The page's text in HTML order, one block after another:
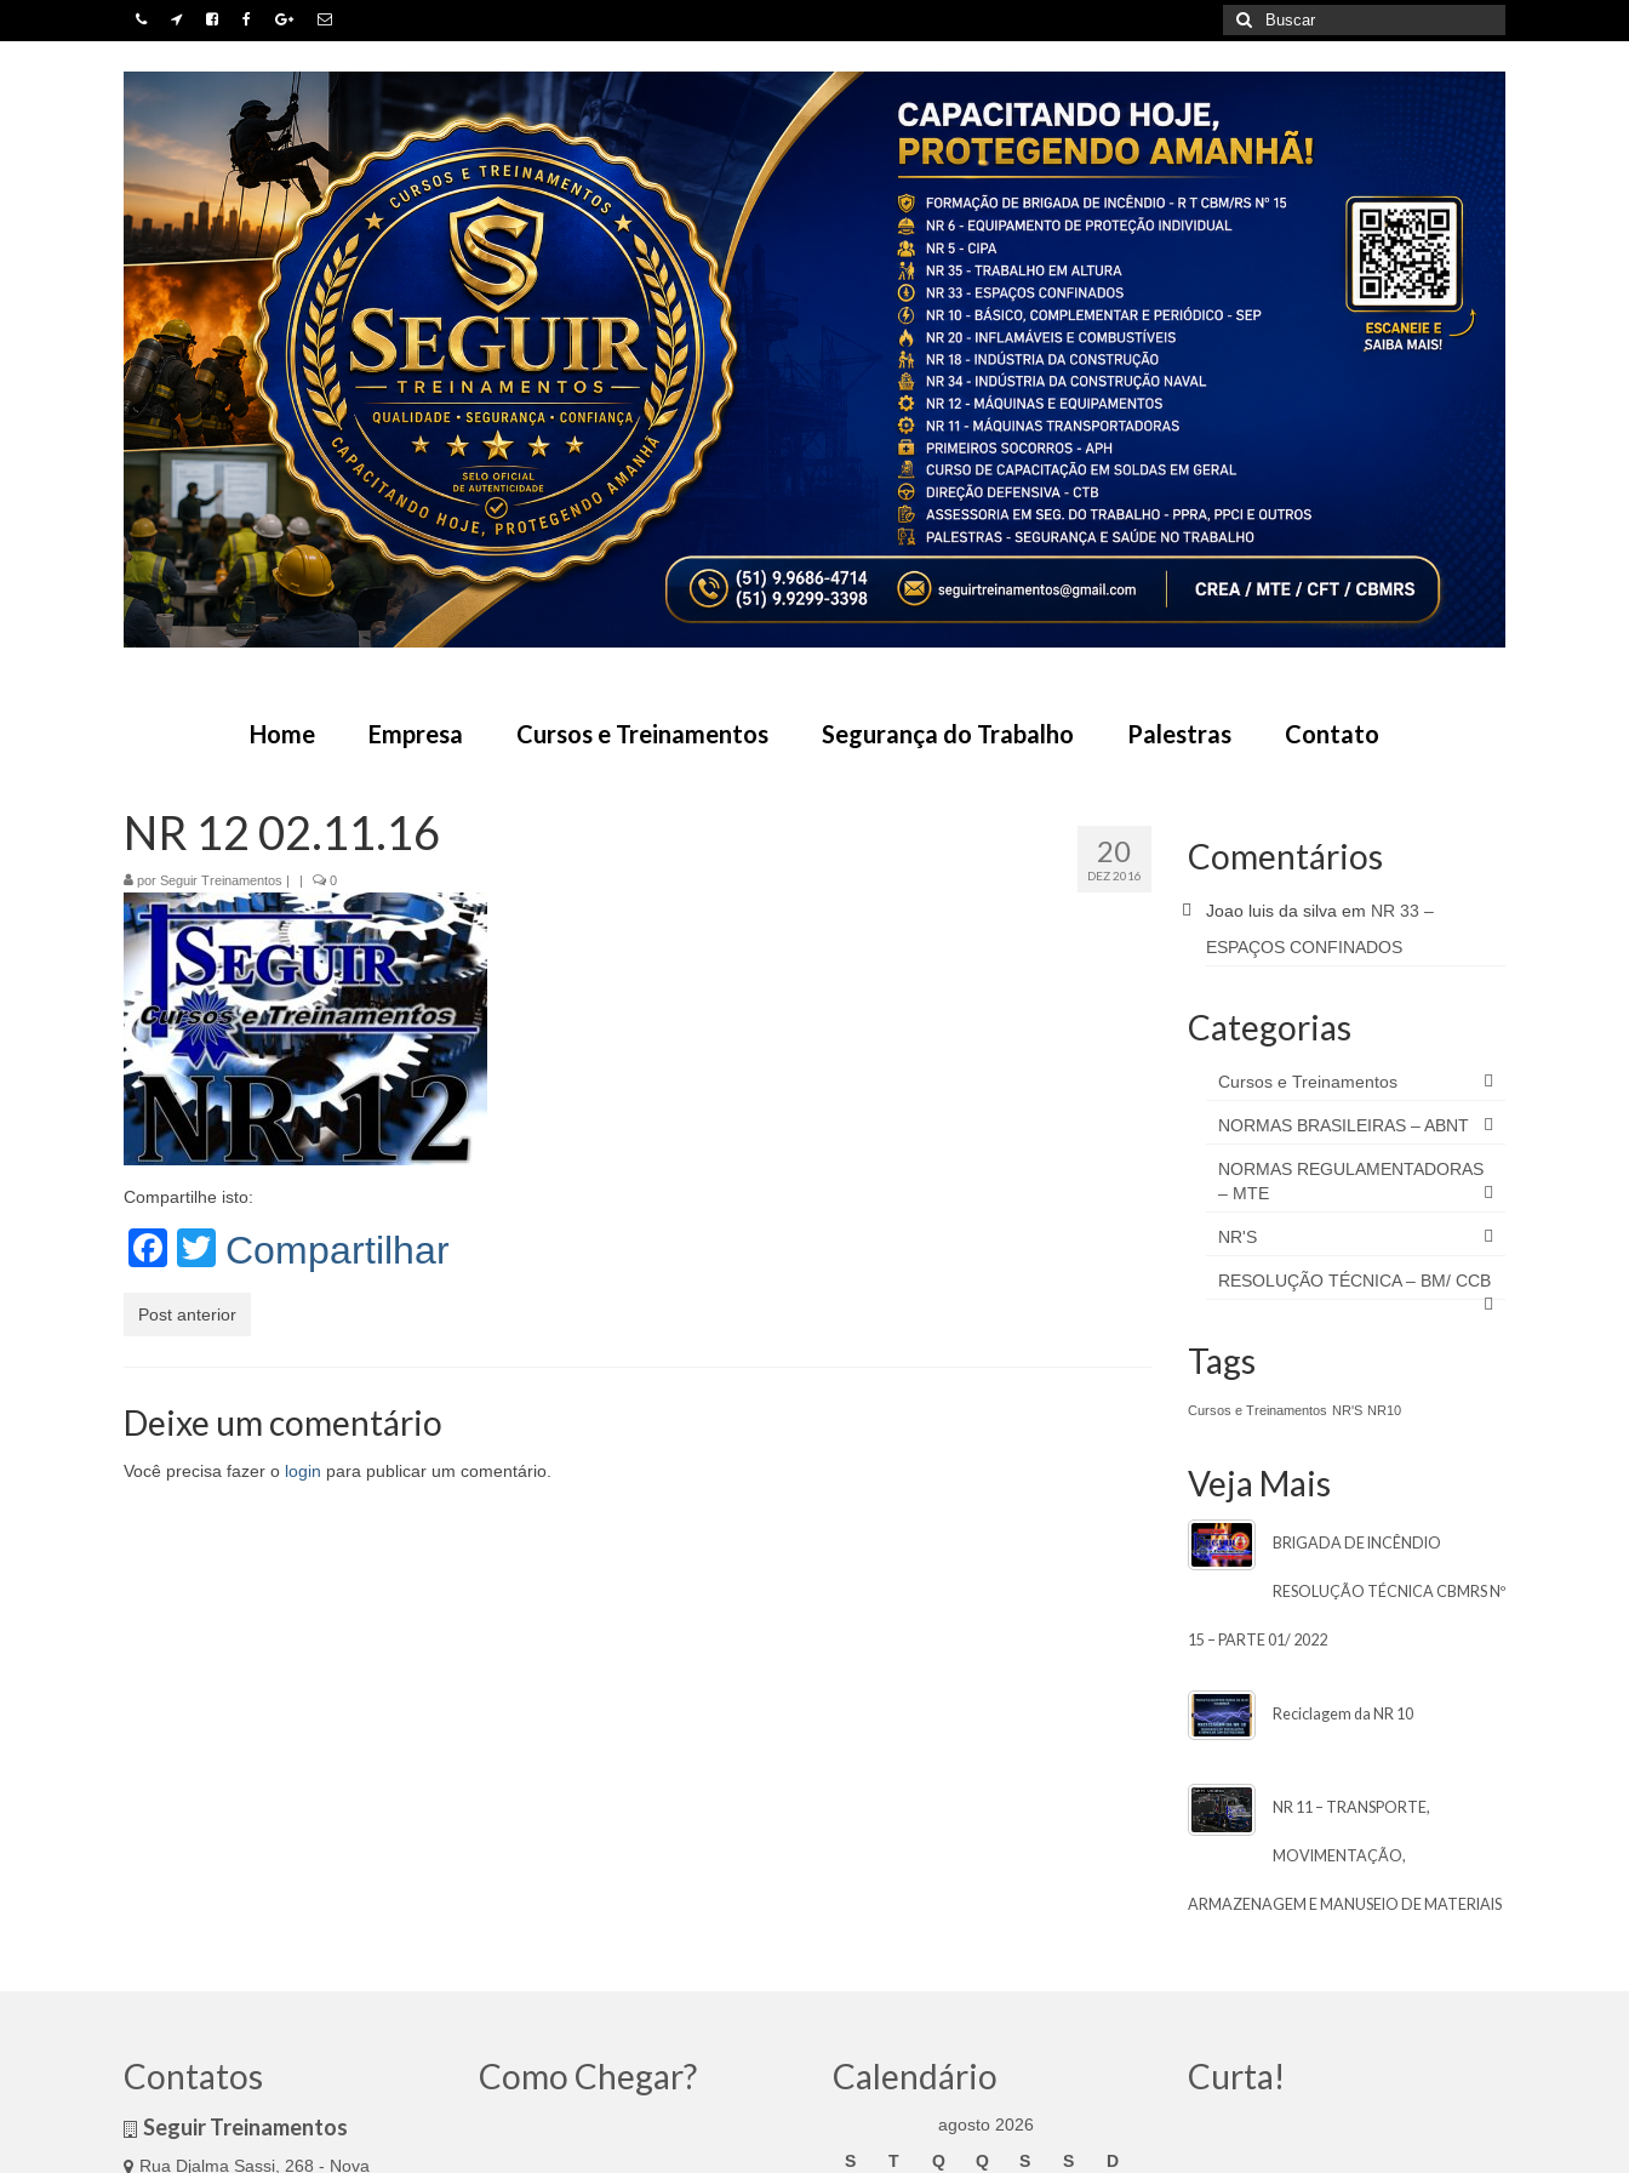
Buscar
por:
Home Empresa Cursos e Treinamentos Segurança do Trabalho Palestras Contato
20
DEZ 2016
NR 12 02.11.16
por Seguir Treinamentos | | 0
Compartilhe isto:
Facebook
Twitter
Compartilhar
Post anterior
Deixe um comentário
Você precisa fazer o login para publicar um comentário.
Comentários
Joao luis da silva em NR 33 –
ESPAÇOS CONFINADOS
Categorias
Cursos e Treinamentos
NORMAS BRASILEIRAS – ABNT
NORMAS REGULAMENTADORAS
– MTE
NR'S
RESOLUÇÃO TÉCNICA – BM/ CCB
Tags
Cursos e Treinamentos NR'S NR10
Veja Mais
BRIGADA DE INCÊNDIO
RESOLUÇÃO TÉCNICA CBMRS Nº
15 – PARTE 01/ 2022
Reciclagem da NR 10
NR 11 – TRANSPORTE,
MOVIMENTAÇÃO,
ARMAZENAGEM E MANUSEIO DE MATERIAIS
Contatos
Seguir Treinamentos
Rua Djalma Sassi, 268 - Nova
Como Chegar? Calendário
agosto 2026
S
T Q Q S S D
Curta!